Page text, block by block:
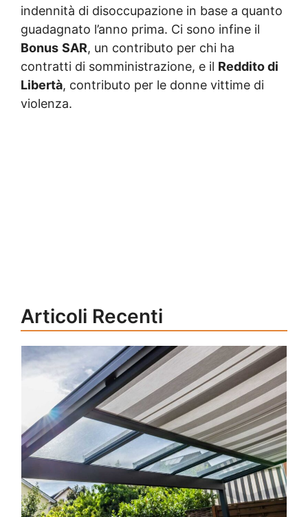
indennità di disoccupazione in base a quanto
guadagnato l’anno prima. Ci sono infine il
Bonus SAR, un contributo per chi ha
contratti di somministrazione, e il Reddito di
Libertà, contributo per le donne vittime di
violenza.
Articoli Recenti